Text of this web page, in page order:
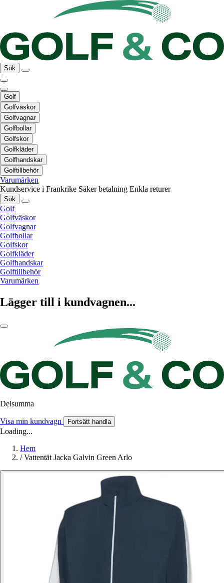
Sök
Golf
Golfväskor
Golfvagnar
Golfbollar
Golfskor
Golfkläder
Golfhandskar
Golftillbehör
Varumärken
Kundservice i Frankrike Säker betalning Enkla returer
Sök
Golf
Golfväskor
Golfvagnar
Golfbollar
Golfskor
Golfkläder
Golfhandskar
Golftillbehör
Varumärken
Lägger till i kundvagnen...
Delsumma
Visa min kundvagn Fortsätt handla
Loading...
Hem
/ Vattentät Jacka Galvin Green Arlo